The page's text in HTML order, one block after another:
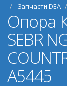
Запчасти DEA
Опора
A5445